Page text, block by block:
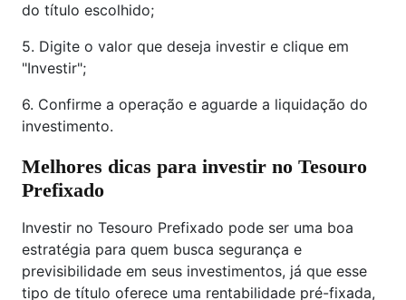
do título escolhido;
5. Digite o valor que deseja investir e clique em
"Investir";
6. Confirme a operação e aguarde a liquidação do
investimento.
Melhores dicas para investir no Tesouro
Prefixado
Investir no Tesouro Prefixado pode ser uma boa
estratégia para quem busca segurança e
previsibilidade em seus investimentos, já que esse
tipo de título oferece uma rentabilidade pré-fixada,